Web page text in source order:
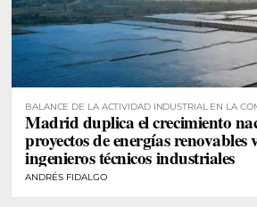
BALANCE DE LA ACTIVIDAD INDUSTRIAL EN LA
Madrid duplica el crecimiento
proyectos de energías renovables
ingenieros técnicos industriales
ANDRÉS FIDALGO